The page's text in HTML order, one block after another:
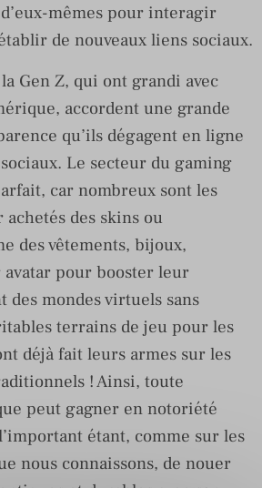
mêmes pour interagir
de nouveaux liens sociaux.
Gen Z, qui ont grandi avec
accordent une grande
qu’ils dégagent en ligne
Le secteur du gaming
car nombreux sont les
des skins ou
des vêtements, bijoux,
avatar pour booster leur
des mondes virtuels sans
terrains de jeu pour les
déjà fait leurs armes sur les
! Ainsi, toute
peut gagner en notoriété
étant, comme sur les
nous connaissons, de nouer